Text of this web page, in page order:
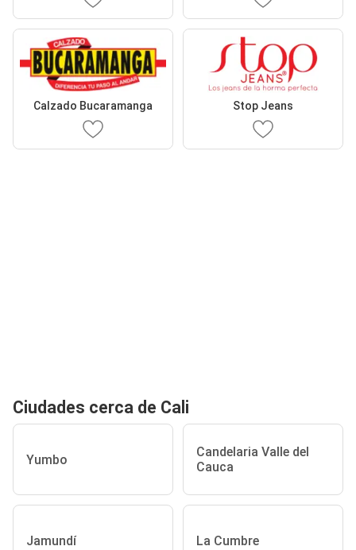
Calzado Bucaramanga Stop Jeans
Ciudades cerca de Cali
Yumbo
Candelaria Valle del
Cauca
Jamundí La Cumbre